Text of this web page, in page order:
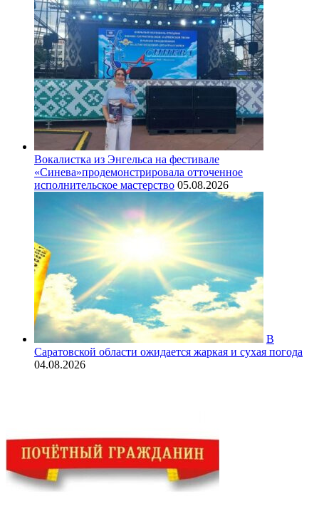
Вокалистка из Энгельса на фестивале
«Синева»продемонстрировала отточенное
исполнительское мастерство 05.08.2026
В
Саратовской области ожидается жаркая и сухая погода
04.08.2026